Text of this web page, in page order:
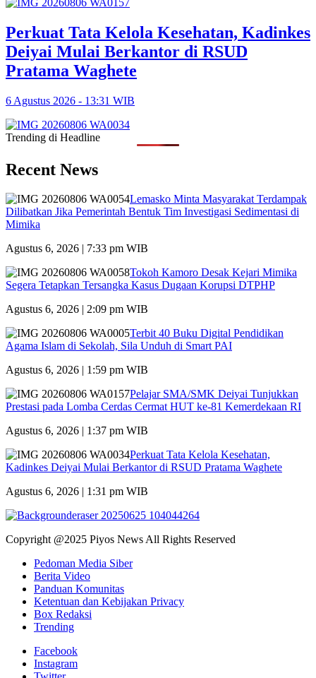
Perkuat Tata Kelola Kesehatan, Kadinkes
Deiyai Mulai Berkantor di RSUD
Pratama Waghete
6 Agustus 2026 - 13:31 WIB
Trending di Headline
Recent News
Lemasko Minta Masyarakat Terdampak
Dilibatkan Jika Pemerintah Bentuk Tim Investigasi Sedimentasi di
Mimika
Agustus 6, 2026 | 7:33 pm WIB
Tokoh Kamoro Desak Kejari Mimika
Segera Tetapkan Tersangka Kasus Dugaan Korupsi DTPHP
Agustus 6, 2026 | 2:09 pm WIB
Terbit 40 Buku Digital Pendidikan
Agama Islam di Sekolah, Sila Unduh di Smart PAI
Agustus 6, 2026 | 1:59 pm WIB
Pelajar SMA/SMK Deiyai Tunjukkan
Prestasi pada Lomba Cerdas Cermat HUT ke-81 Kemerdekaan RI
Agustus 6, 2026 | 1:37 pm WIB
Perkuat Tata Kelola Kesehatan,
Kadinkes Deiyai Mulai Berkantor di RSUD Pratama Waghete
Agustus 6, 2026 | 1:31 pm WIB
Copyright @2025 Piyos News All Rights Reserved
Pedoman Media Siber
Berita Video
Panduan Komunitas
Ketentuan dan Kebijakan Privacy
Box Redaksi
Trending
Facebook
Instagram